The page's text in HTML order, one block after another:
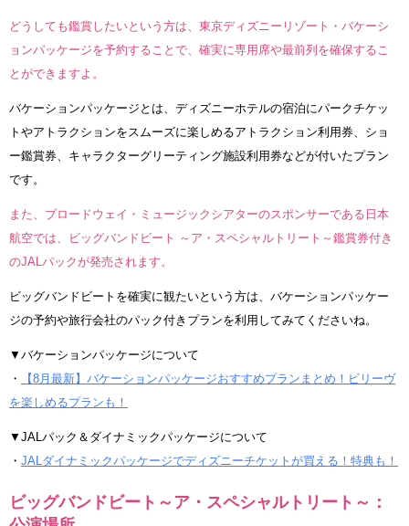
どうしても鑑賞したいという方は、東京ディズニーリゾート・バケーシ
ョンパッケージを予約することで、確実に専用席や最前列を確保するこ
とができますよ。
バケーションパッケージとは、ディズニーホテルの宿泊にパークチケッ
トやアトラクションをスムーズに楽しめるアトラクション利用券、ショ
ー鑑賞券、キャラクターグリーティング施設利用券などが付いたプラン
です。
また、ブロードウェイ・ミュージックシアターのスポンサーである日本
航空では、ビッグバンドビート ～ア・スペシャルトリート～鑑賞券付き
のJALパックが発売されます。
ビッグバンドビートを確実に観たいという方は、バケーションパッケー
ジの予約や旅行会社のパック付きプランを利用してみてくださいね。
▼バケーションパッケージについて
・
【8月最新】バケーションパッケージおすすめプランまとめ！ビリーヴ
を楽しめるプランも！
▼JALパック＆ダイナミックパッケージについて
・ JALダイナミックパッケージでディズニーチケットが買える！特典も！
ビッグバンドビート～ア・スペシャルトリート～：